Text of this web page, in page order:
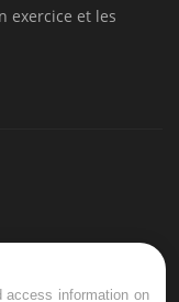
exercice et les
access information on